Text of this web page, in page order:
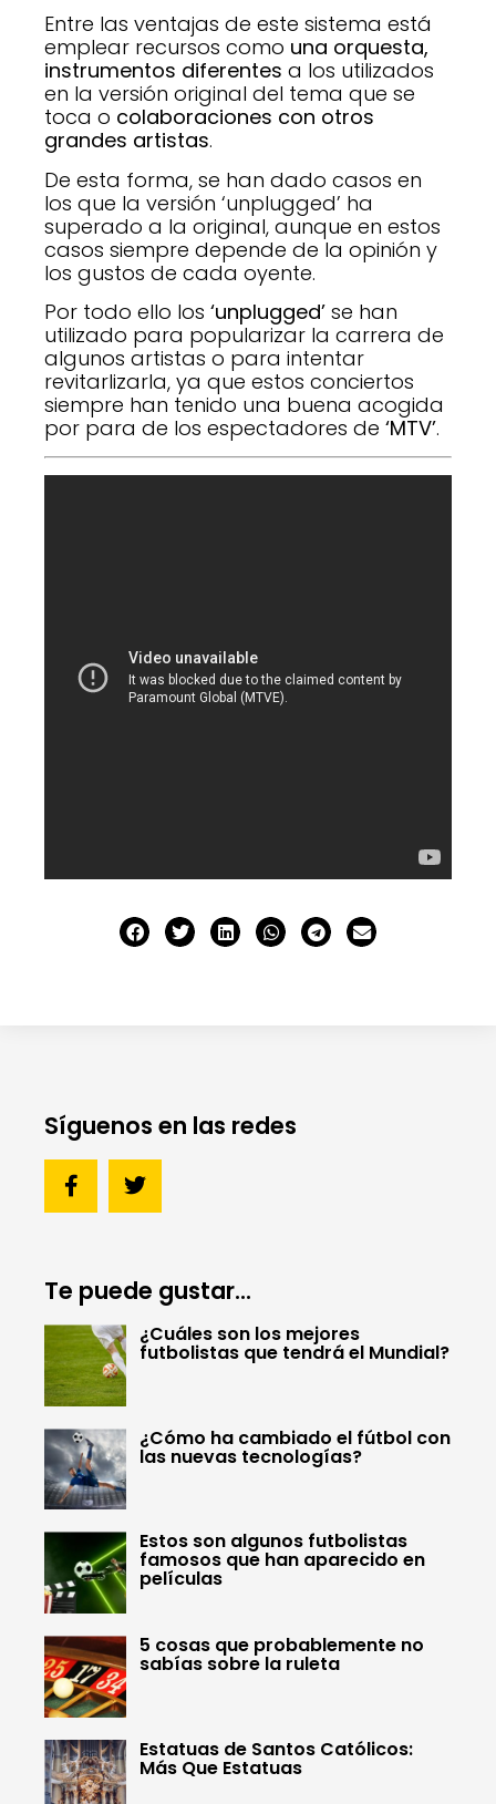
Entre las ventajas de este sistema está
emplear recursos como una orquesta,
instrumentos diferentes a los utilizados
en la versión original del tema que se
toca o colaboraciones con otros
grandes artistas.
De esta forma, se han dado casos en
los que la versión ‘unplugged’ ha
superado a la original, aunque en estos
casos siempre depende de la opinión y
los gustos de cada oyente.
Por todo ello los ‘unplugged’ se han
utilizado para popularizar la carrera de
algunos artistas o para intentar
revitarlizarla, ya que estos conciertos
siempre han tenido una buena acogida
por para de los espectadores de ‘MTV’.
Síguenos en las redes
Te puede gustar...
¿Cuáles son los mejores
futbolistas que tendrá el Mundial?
¿Cómo ha cambiado el fútbol con
las nuevas tecnologías?
Estos son algunos futbolistas
famosos que han aparecido en
películas
5 cosas que probablemente no
sabías sobre la ruleta
Estatuas de Santos Católicos:
Más Que Estatuas